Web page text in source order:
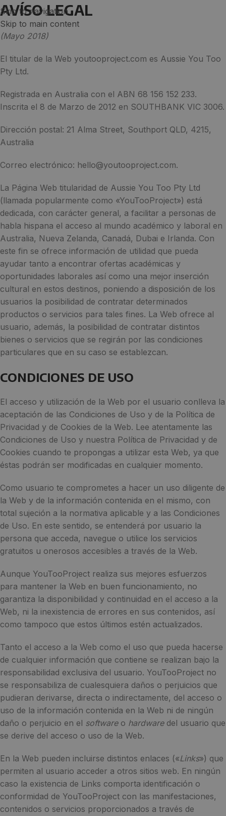
Skip to navigation
Skip to main content
AVÍSO LEGAL
(Mayo 2018)
El titular de la Web youtooproject.com es Aussie You Too
Pty Ltd.
Registrada en Australia con el ABN 68 156 152 233.
Inscrita el 8 de Marzo de 2012 en SOUTHBANK VIC 3006.
Dirección postal: 21 Alma Street, Southport QLD, 4215,
Australia
Correo electrónico: hello@youtooproject.com.
La Página Web titularidad de Aussie You Too Pty Ltd
(llamada popularmente como «YouTooProject») está
dedicada, con carácter general, a facilitar a personas de
habla hispana el acceso al mundo académico y laboral en
Australia, Nueva Zelanda, Canadá, Dubai e Irlanda. Con
este fin se ofrece información de utilidad que pueda
ayudar tanto a encontrar ofertas académicas y
oportunidades laborales así como una mejor inserción
cultural en estos destinos, poniendo a disposición de los
usuarios la posibilidad de contratar determinados
productos o servicios para tales fines. La Web ofrece al
usuario, además, la posibilidad de contratar distintos
bienes o servicios que se regirán por las condiciones
particulares que en su caso se establezcan.
CONDICIONES DE USO
El acceso y utilización de la Web por el usuario conlleva la
aceptación de las Condiciones de Uso y de la Política de
Privacidad y de Cookies de la Web. Lee atentamente las
Condiciones de Uso y nuestra Política de Privacidad y de
Cookies cuando te propongas a utilizar esta Web, ya que
éstas podrán ser modificadas en cualquier momento.
Como usuario te comprometes a hacer un uso diligente de
la Web y de la información contenida en el mismo, con
total sujeción a la normativa aplicable y a las Condiciones
de Uso. En este sentido, se entenderá por usuario la
persona que acceda, navegue o utilice los servicios
gratuitos u onerosos accesibles a través de la Web.
Aunque YouTooProject realiza sus mejores esfuerzos
para mantener la Web en buen funcionamiento, no
garantiza la disponibilidad y continuidad en el acceso a la
Web, ni la inexistencia de errores en sus contenidos, así
como tampoco que estos últimos estén actualizados.
Tanto el acceso a la Web como el uso que pueda hacerse
de cualquier información que contiene se realizan bajo la
responsabilidad exclusiva del usuario. YouTooProject no
se responsabiliza de cualesquiera daños o perjuicios que
pudieran derivarse, directa o indirectamente, del acceso o
uso de la información contenida en la Web ni de ningún
daño o perjuicio en el softwareo hardwaredel usuario que
se derive del acceso o uso de la Web.
En la Web pueden incluirse distintos enlaces («Links») que
permiten al usuario acceder a otros sitios web. En ningún
caso la existencia de Links comporta identificación o
conformidad de YouTooProject con las manifestaciones,
contenidos o servicios proporcionados a través de